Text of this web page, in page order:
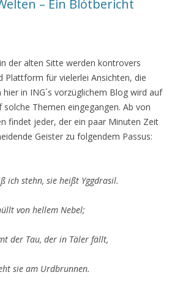
– Ein Blótbericht
der alten Sitte werden kontrovers
Plattform für vielerlei Ansichten, die
hier in ING´s vorzüglichem Blog wird auf
solche Themen eingegangen. Ab von
findet jeder, der ein paar Minuten Zeit
Geister zu folgendem Passus:
ich stehn, sie heißt Yggdrasil.
von hellem Nebel;
der Tau, der in Täler fällt,
sie am Urdbrunnen.